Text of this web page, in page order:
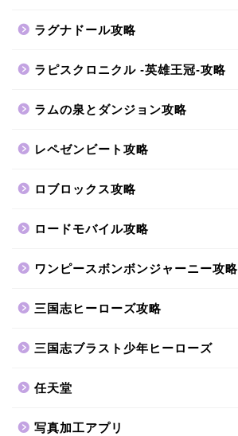
ラグナドール攻略
ラピスクロニクル -英雄王冠-攻略
ラムの泉とダンジョン攻略
レペゼンビート攻略
ロブロックス攻略
ロードモバイル攻略
ワンピースボンボンジャーニー攻略
三国志ヒーローズ攻略
三国志ブラスト少年ヒーローズ
任天堂
写真加工アプリ